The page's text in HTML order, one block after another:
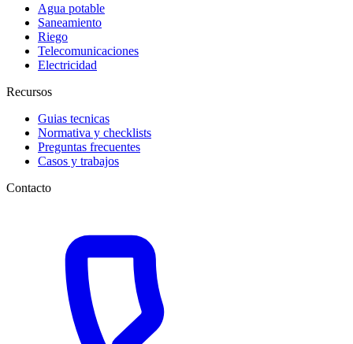
Agua potable
Saneamiento
Riego
Telecomunicaciones
Electricidad
Recursos
Guias tecnicas
Normativa y checklists
Preguntas frecuentes
Casos y trabajos
Contacto